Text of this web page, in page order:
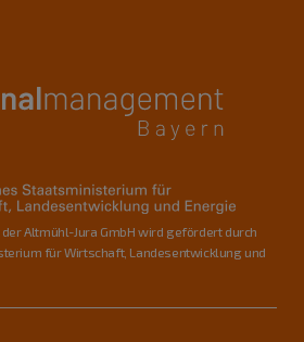
Altmühl-Jura GmbH wird gefördert durch
für Wirtschaft, Landesentwicklung und